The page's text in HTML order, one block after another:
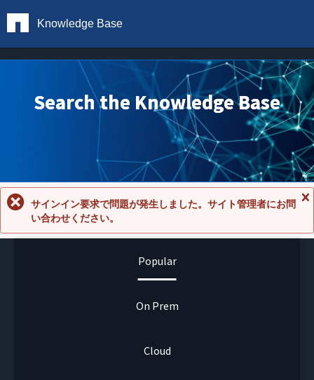
Knowledge Base
Search the Knowledge Base
セ
サインイン要求で問題が発生しました。サイト管理者にお問
い合わせください。
Popular
On Prem
Cloud